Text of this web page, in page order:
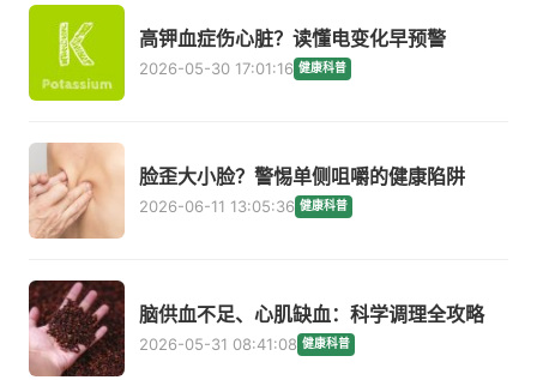
高钾血症伤心脏？读懂电变化早预警
2026-05-30 17:01:16 健康科普
脸歪大小脸？警惕单侧咀嚼的健康陷阱
2026-06-11 13:05:36 健康科普
脑供血不足、心肌缺血：科学调理全攻略
2026-05-31 08:41:08 健康科普